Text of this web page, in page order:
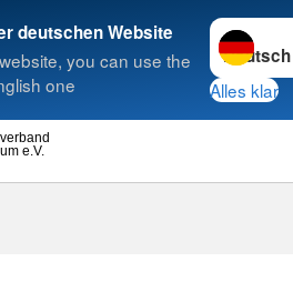
deutschen Website
you can use the
one
Sprache
Alles klar
e.V.
Suche